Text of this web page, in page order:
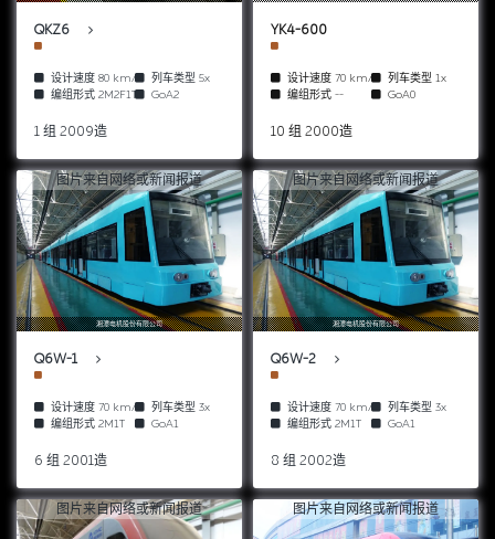
QKZ6
设计速度 80 km/h 列车类型 5x
编组形式 2M2F1T GoA2
1 组 2009造
YK4-600
设计速度 70 km/h 列车类型 1x
编组形式 -- GoA0
10 组 2000造
图片来自网络或新闻报道
湘潭电机股份有限公司
Q6W-1
设计速度 70 km/h 列车类型 3x
编组形式 2M1T GoA1
6 组 2001造
图片来自网络或新闻报道
湘潭电机股份有限公司
Q6W-2
设计速度 70 km/h 列车类型 3x
编组形式 2M1T GoA1
8 组 2002造
图片来自网络或新闻报道 图片来自网络或新闻报道